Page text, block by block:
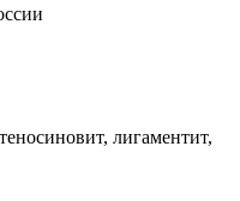
лигаментит,